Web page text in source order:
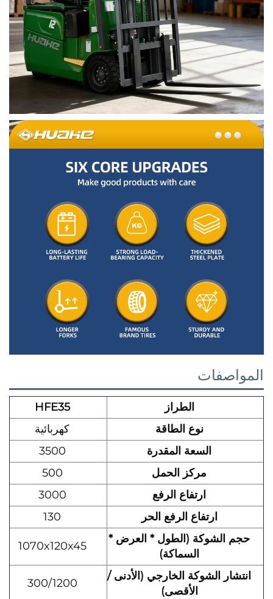
المواصفات
الطراز
HFE35
نوع الطاقة
كهربائية
السعة المقدرة
3500
مركز الحمل
500
ارتفاع الرفع
3000
ارتفاع الرفع الحر
130
حجم الشوكة (الطول * العرض *
السماكة)
1070x120x45
انتشار الشوكة الخارجي (الأدنى /
الأقصى)
300/1200